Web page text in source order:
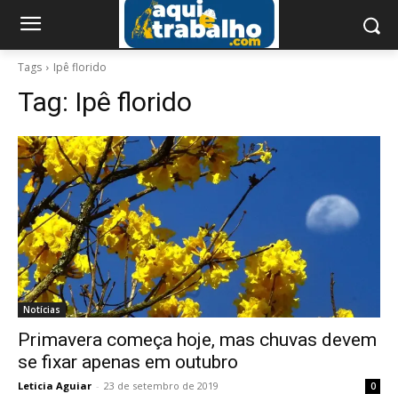
Tags Ipê florido
Tag: Ipê florido
Notícias
Primavera começa hoje, mas chuvas devem
se fixar apenas em outubro
Leticia Aguiar - 23 de setembro de 2019 0